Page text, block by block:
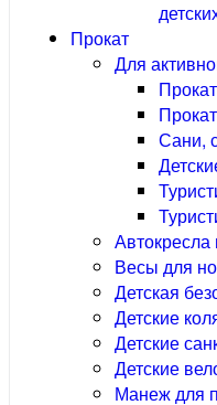
Прокат
Для
Сани,
Автокресла
Весы для
Детская
Детские
Детские
Детские
Манеж для